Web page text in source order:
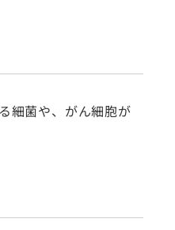
細菌や、がん細胞が